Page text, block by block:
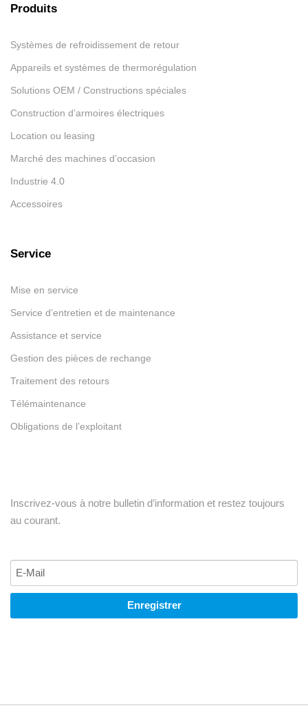
Produits
Systèmes de refroidissement de retour
Appareils et systèmes de thermorégulation
Solutions OEM / Constructions spéciales
Construction d’armoires électriques
Location ou leasing
Marché des machines d’occasion
Industrie 4.0
Accessoires
Service
Mise en service
Service d’entretien et de maintenance
Assistance et service
Gestion des pièces de rechange
Traitement des retours
Télémaintenance
Obligations de l’exploitant
Inscrivez-vous à notre bulletin d’information et restez toujours
au courant.
Enregistrer